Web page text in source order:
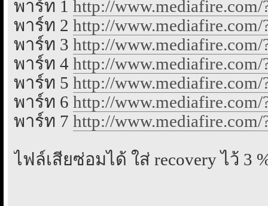
พาร์ท 1 http://www.mediafire.com/
พาร์ท 2 http://
พาร์ท 3 http://www.mediafire.com/
พาร์ท 4 http://www.mediafire.com/
พาร์ท 5 http://www.mediafire.com/
พาร์ท 6 http://
พาร์ท 7 http://www.mediafire.com/
ไฟล์เสียซ่อมได้ ใส่ recovery ไว้ 3